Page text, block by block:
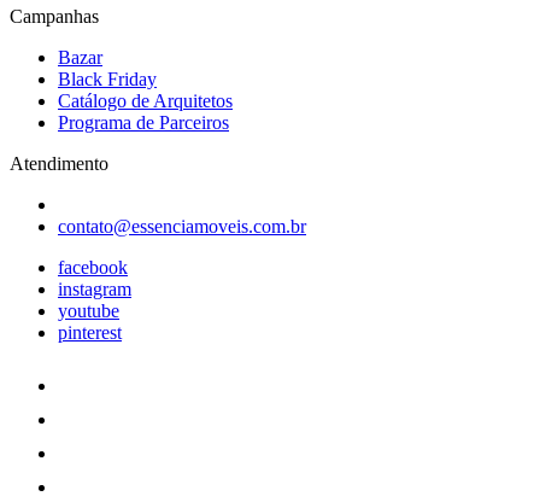
Campanhas
Bazar
Black Friday
Catálogo de Arquitetos
Programa de Parceiros
Atendimento
contato@essenciamoveis.com.br
facebook
instagram
youtube
pinterest